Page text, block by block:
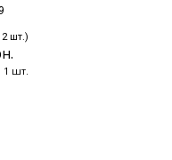
шт.)
1 шт.